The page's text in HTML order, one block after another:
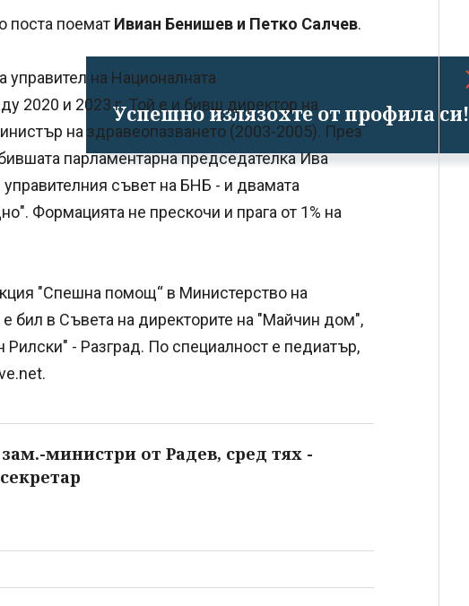
Успешно излязохте от профила си!
поста поемат Ивиан Бенишев и Петко Салчев.
управител на Националната
2020 и 2023 г. Той е и бивш директор на
на здравеопазването (2003-2005). През
парламентарна председателка Ива
съвет на БНБ - и двамата
Формацията не прескочи и прага от 1% на
"Спешна помощ“ в Министерство на
бил в Съвета на директорите на "Майчин дом",
- Разград. По специалност е педиатър,
министри от Радев, сред тях -